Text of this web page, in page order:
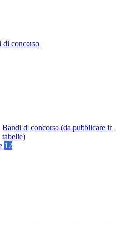
di concorso
Bandi di concorso (da pubblicare in
tabelle)
12